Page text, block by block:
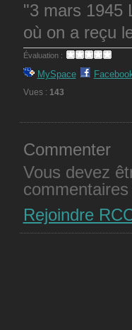
"3 mars 1945
où on a reçu
Évaluation :
MySpace
Vues : 143
Commenter
Vous devez
commentaires
Rejoindre